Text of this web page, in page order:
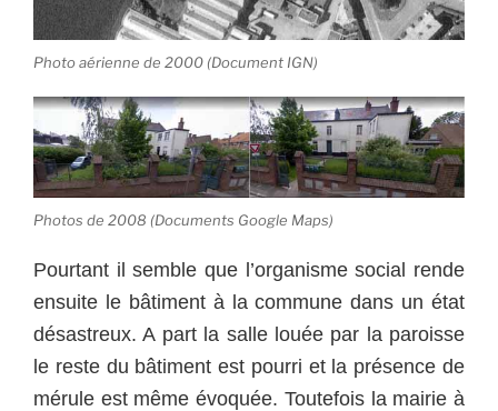
Photo aérienne de 2000 (Document IGN)
Photos de 2008 (Documents Google Maps)
Pourtant il semble que l’organisme social rende
ensuite le bâtiment à la commune dans un état
désastreux. A part la salle louée par la paroisse
le reste du bâtiment est pourri et la présence de
mérule est même évoquée. Toutefois la mairie à